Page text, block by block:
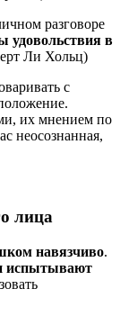
разговоре
удовольствия в
Ли Хольц)
с
их мнением по
неосознанная,
лица
навязчиво.
испытывают